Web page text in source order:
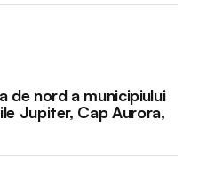
de nord a municipiului
Jupiter, Cap Aurora,